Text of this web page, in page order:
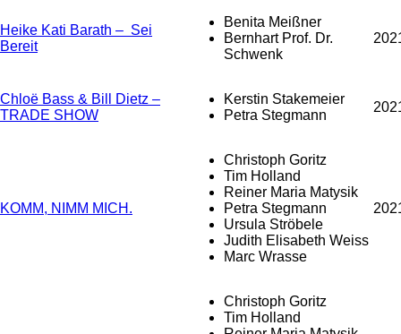
Heike Kati Barath – Sei
Bereit
Benita Meißner
Bernhart Prof. Dr.
Schwenk
Chloë Bass & Bill Dietz –
TRADE SHOW
Kerstin Stakemeier
Petra Stegmann
KOMM, NIMM MICH.
Christoph Goritz
Tim Holland
Reiner Maria Matysik
Petra Stegmann
Ursula Ströbele
Judith Elisabeth Weiss
Marc Wrasse
Christoph Goritz
Tim Holland